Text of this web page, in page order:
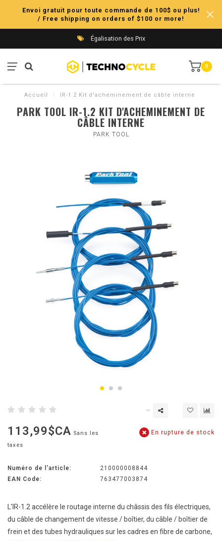
Envoi gratuit pour toute commande de 100$ ou plus!
/ Free shipping on orders of $100 or more!
Égalisation des Prix
0
Accueil / IR-1.2 Kit d'acheminement de câble interne
PARK TOOL IR-1.2 KIT D'ACHEMINEMENT DE
CÂBLE INTERNE
PARK TOOL
113,99$CA Sans les
taxes
En rupture de stock
Numéro de l'article:
210000008844
EAN Code:
763477003874
L'IR-1.2 accélère le routage interne du châssis des fils électriques,
du câble de changement de vitesse / boîtier, du câble / boîtier de
frein et des tubes hydrauliques sur les cadres en fibre de carbone,